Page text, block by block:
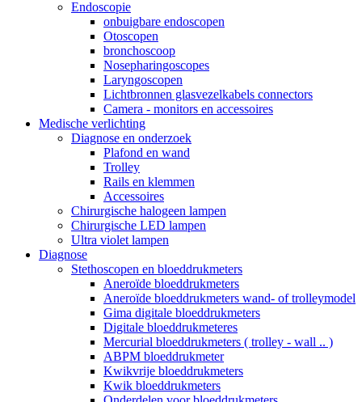
Endoscopie
onbuigbare endoscopen
Otoscopen
bronchoscoop
Nosepharingoscopes
Laryngoscopen
Lichtbronnen glasvezelkabels connectors
Camera - monitors en accessoires
Medische verlichting
Diagnose en onderzoek
Plafond en wand
Trolley
Rails en klemmen
Accessoires
Chirurgische halogeen lampen
Chirurgische LED lampen
Ultra violet lampen
Diagnose
Stethoscopen en bloeddrukmeters
Aneroïde bloeddrukmeters
Aneroïde bloeddrukmeters wand- of trolleymodel
Gima digitale bloeddrukmeters
Digitale bloeddrukmeteres
Mercurial bloeddrukmeters ( trolley - wall .. )
ABPM bloeddrukmeter
Kwikvrije bloeddrukmeters
Kwik bloeddrukmeters